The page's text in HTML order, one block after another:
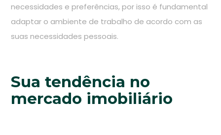
necessidades e preferências, por isso é fundamental
adaptar o ambiente de trabalho de acordo com as
suas necessidades pessoais.
Sua tendência no
mercado imobiliário